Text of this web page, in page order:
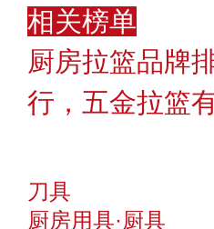
相关榜单
厨房拉篮品牌
行，五金拉篮
刀具
厨房用具·厨具